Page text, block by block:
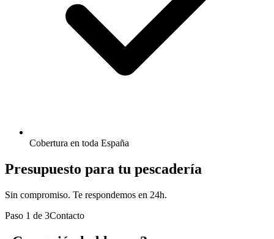
Cobertura en toda España
Presupuesto para tu pescadería
Sin compromiso. Te respondemos en 24h.
Paso 1 de 3Contacto